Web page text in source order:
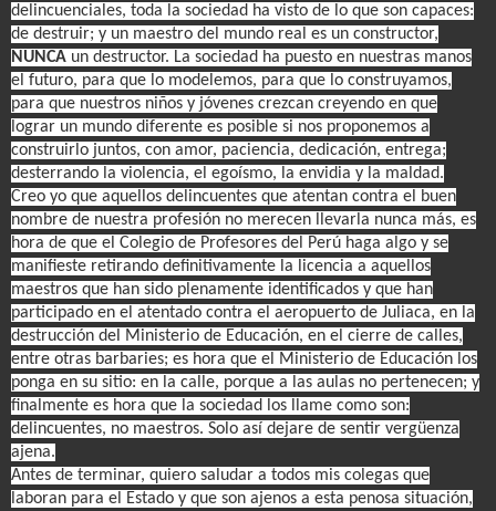
delincuenciales, toda la sociedad ha visto de lo que son capaces:
de destruir; y un maestro del mundo real es un constructor,
NUNCA un destructor. La sociedad ha puesto en nuestras manos
el futuro, para que lo modelemos, para que lo construyamos,
para que nuestros niños y jóvenes crezcan creyendo en que
lograr un mundo diferente es posible si nos proponemos a
construirlo juntos, con amor, paciencia, dedicación, entrega;
desterrando la violencia, el egoísmo, la envidia y la maldad.
Creo yo que aquellos delincuentes que atentan contra el buen
nombre de nuestra profesión no merecen llevarla nunca más, es
hora de que el Colegio de Profesores del Perú haga algo y se
manifieste retirando definitivamente la licencia a aquellos
maestros que han sido plenamente identificados y que han
participado en el atentado contra el aeropuerto de Juliaca, en la
destrucción del Ministerio de Educación, en el cierre de calles,
entre otras barbaries; es hora que el Ministerio de Educación los
ponga en su sitio: en la calle, porque a las aulas no pertenecen; y
finalmente es hora que la sociedad los llame como son:
delincuentes, no maestros. Solo así dejare de sentir vergüenza
ajena.
Antes de terminar, quiero saludar a todos mis colegas que
laboran para el Estado y que son ajenos a esta penosa situación,